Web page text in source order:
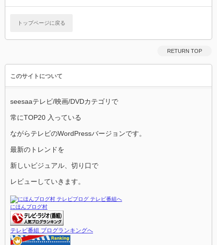
トップページに戻る
RETURN TOP
このサイトについて
seesaaテレビ/映画/DVDカテゴリで
常にTOP20 入っている
ながらテレビのWordPressバージョンです。
最新のトレンドを
新しいビジュアル、切り口で
レビューしていきます。
にほんブログ村
テレビ番組 ブログランキングへ